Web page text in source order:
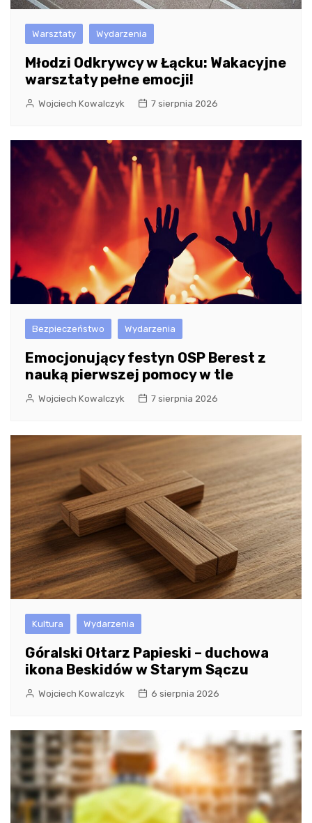
Warsztaty Wydarzenia
Młodzi Odkrywcy w Łącku: Wakacyjne
warsztaty pełne emocji!
Wojciech Kowalczyk 7 sierpnia 2026
Bezpieczeństwo Wydarzenia
Emocjonujący festyn OSP Berest z
nauką pierwszej pomocy w tle
Wojciech Kowalczyk 7 sierpnia 2026
Kultura Wydarzenia
Góralski Ołtarz Papieski – duchowa
ikona Beskidów w Starym Sączu
Wojciech Kowalczyk 6 sierpnia 2026